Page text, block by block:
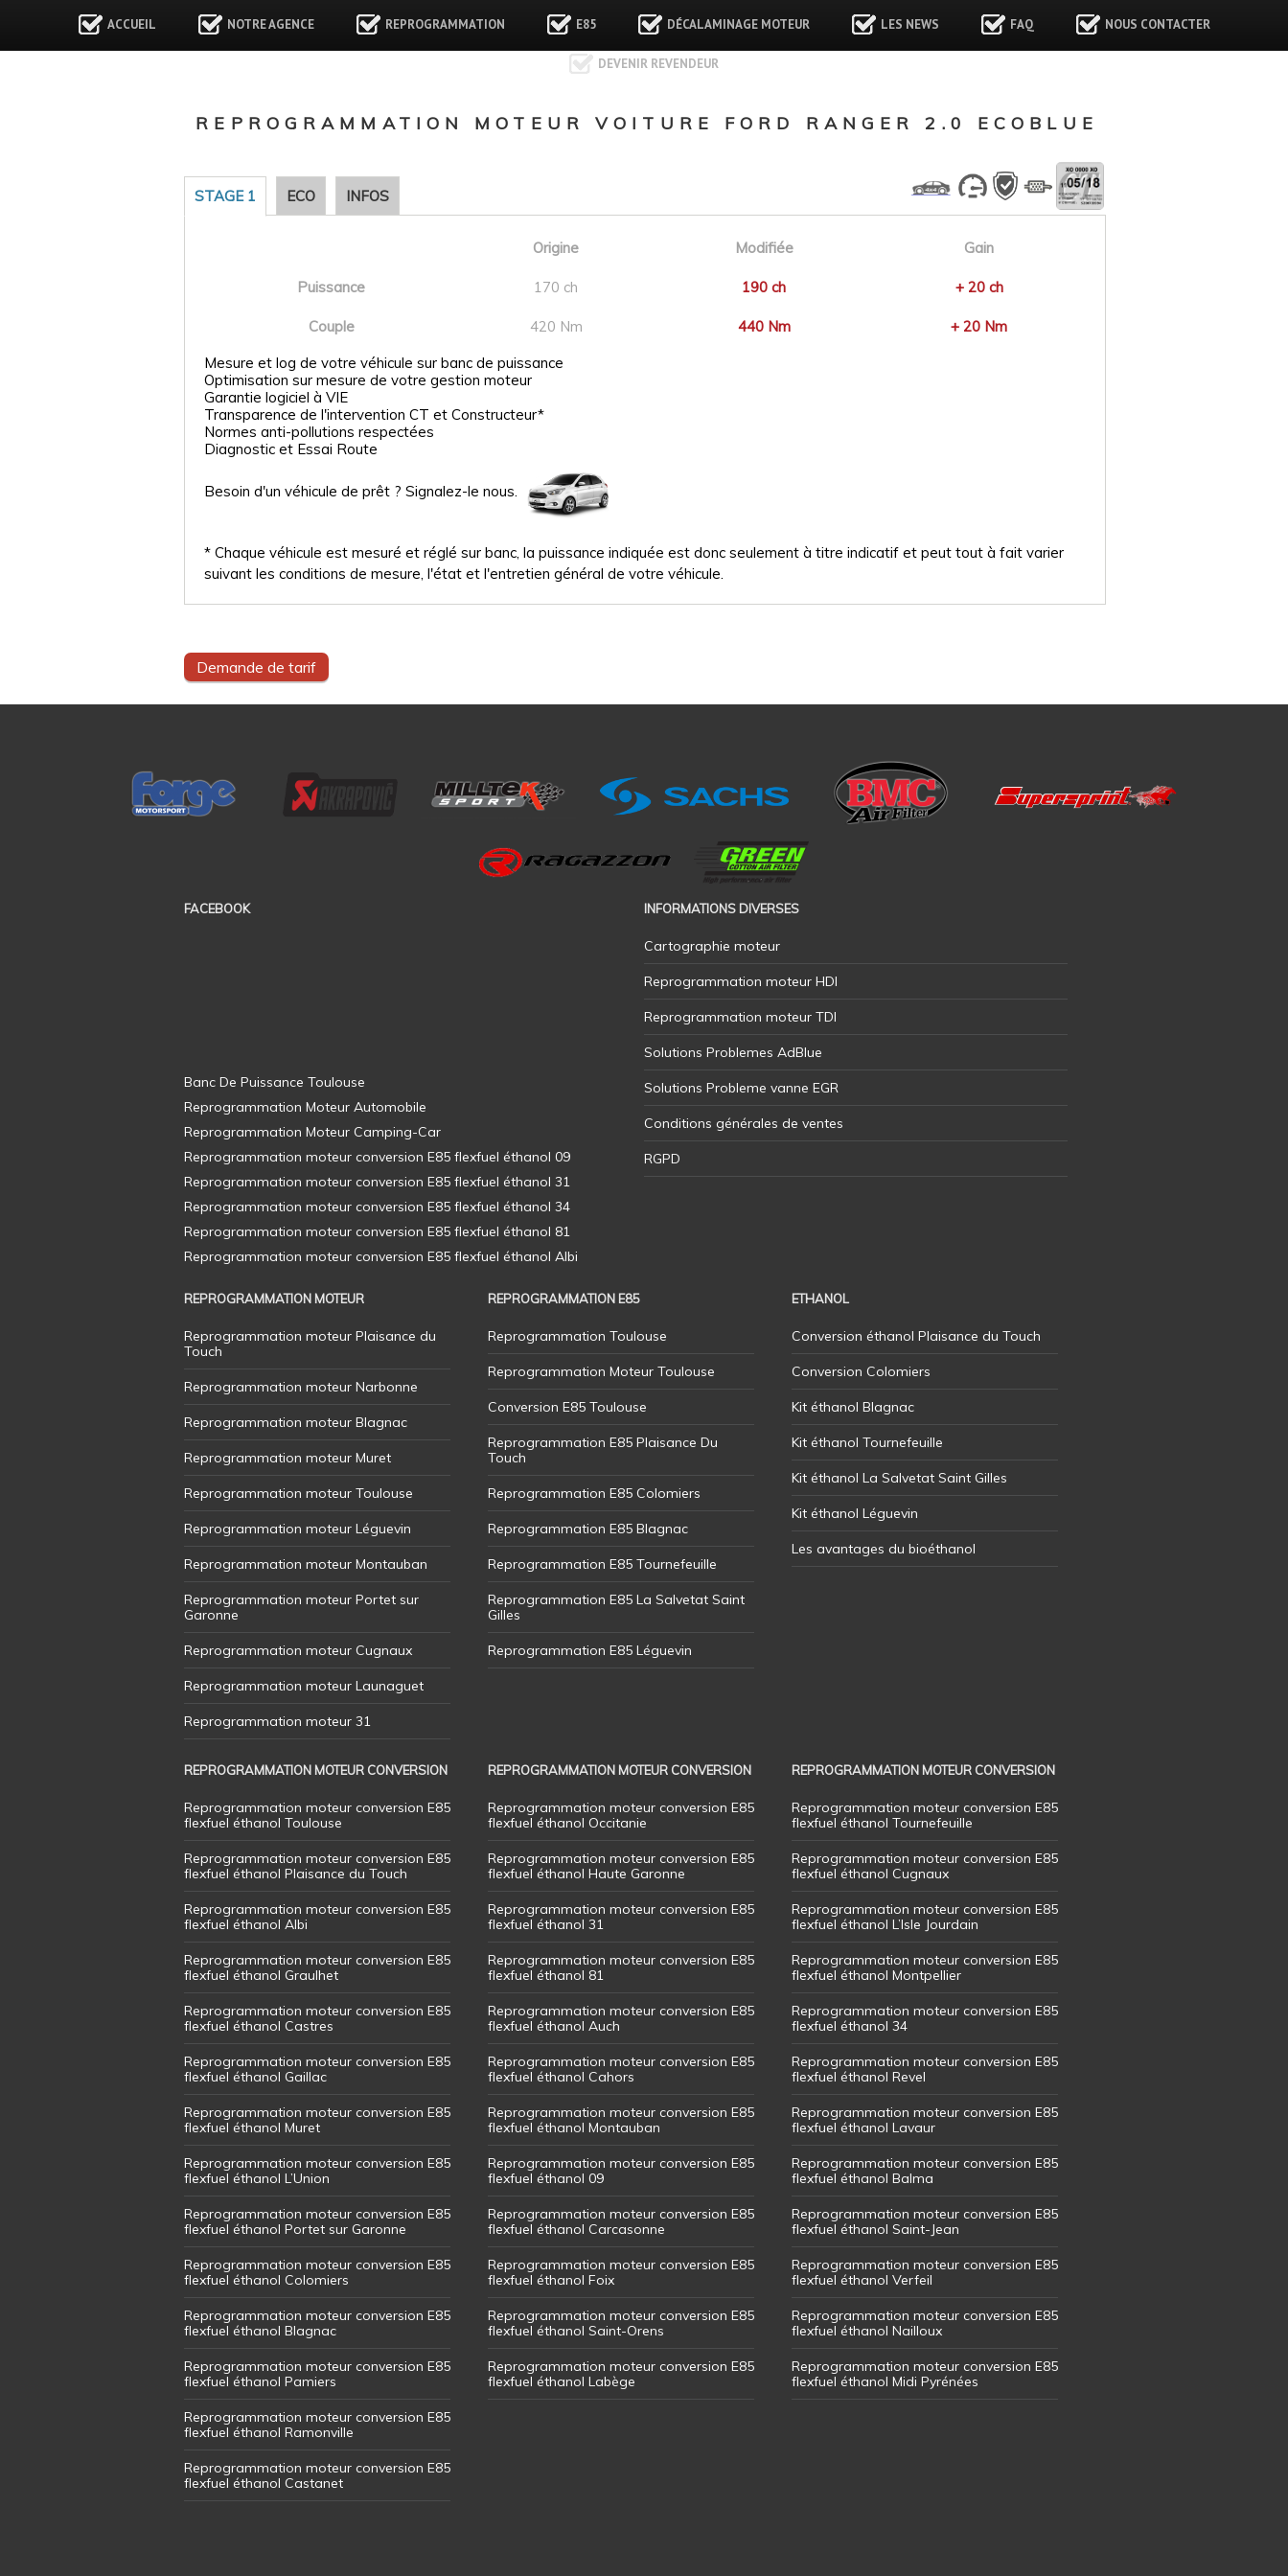
ACCUEIL NOTRE AGENCE REPROGRAMMATION E85 DÉCALAMINAGE MOTEUR LES NEWS FAQ NOUS CONTACTER
DEVENIR REVENDEUR
REPROGRAMMATION MOTEUR VOITURE FORD RANGER 2.0 ECOBLUE
STAGE 1 ECO INFOS
Origine Modifiée Gain
Puissance 170 ch 190 ch + 20 ch
Couple 420 Nm 440 Nm
+ 20 Nm
Mesure et log de votre véhicule sur banc de puissance
Optimisation sur mesure de votre gestion moteur
Garantie logiciel à VIE
Transparence de l'intervention CT et Constructeur*
Normes anti-pollutions respectées
Diagnostic et Essai Route
Besoin d'un véhicule de prêt ? Signalez-le nous.
* Chaque véhicule est mesuré et réglé sur banc, la puissance indiquée est donc seulement à titre indicatif et peut tout à fait varier
suivant les conditions de mesure, l'état et l'entretien général de votre véhicule.
Demande de tarif
FACEBOOK INFORMATIONS DIVERSES
Cartographie moteur
Reprogrammation moteur HDI
Reprogrammation moteur TDI
Solutions Problemes AdBlue
Solutions Probleme vanne EGR
Conditions générales de ventes
RGPD
REPROGRAMMATION MOTEUR
Reprogrammation moteur Plaisance du
Touch
Reprogrammation moteur Narbonne
Reprogrammation moteur Blagnac
Reprogrammation moteur Muret
Reprogrammation moteur Toulouse
Reprogrammation moteur Léguevin
Reprogrammation moteur Montauban
Reprogrammation moteur Portet sur
Garonne
Reprogrammation moteur Cugnaux
Reprogrammation moteur Launaguet
Reprogrammation moteur 31
REPROGRAMMATION E85
Reprogrammation Toulouse
Reprogrammation Moteur Toulouse
Conversion E85 Toulouse
Reprogrammation E85 Plaisance Du
Touch
Reprogrammation E85 Colomiers
Reprogrammation E85 Blagnac
Reprogrammation E85 Tournefeuille
Reprogrammation E85 La Salvetat Saint
Gilles
Reprogrammation E85 Léguevin
ETHANOL
Conversion éthanol Plaisance du Touch
Conversion Colomiers
Kit éthanol Blagnac
Kit éthanol Tournefeuille
Kit éthanol La Salvetat Saint Gilles
Kit éthanol Léguevin
Les avantages du bioéthanol
REPROGRAMMATION MOTEUR CONVERSION
Reprogrammation moteur conversion E85
flexfuel éthanol Toulouse
Reprogrammation moteur conversion E85
flexfuel éthanol Plaisance du Touch
Reprogrammation moteur conversion E85
flexfuel éthanol Albi
Reprogrammation moteur conversion E85
flexfuel éthanol Graulhet
Reprogrammation moteur conversion E85
flexfuel éthanol Castres
Reprogrammation moteur conversion E85
flexfuel éthanol Gaillac
Reprogrammation moteur conversion E85
flexfuel éthanol Muret
Reprogrammation moteur conversion E85
flexfuel éthanol L’Union
Reprogrammation moteur conversion E85
flexfuel éthanol Portet sur Garonne
Reprogrammation moteur conversion E85
flexfuel éthanol Colomiers
Reprogrammation moteur conversion E85
flexfuel éthanol Blagnac
Reprogrammation moteur conversion E85
flexfuel éthanol Pamiers
Reprogrammation moteur conversion E85
flexfuel éthanol Ramonville
Reprogrammation moteur conversion E85
flexfuel éthanol Castanet
REPROGRAMMATION MOTEUR CONVERSION
Reprogrammation moteur conversion E85
flexfuel éthanol Occitanie
Reprogrammation moteur conversion E85
flexfuel éthanol Haute Garonne
Reprogrammation moteur conversion E85
flexfuel éthanol 31
Reprogrammation moteur conversion E85
flexfuel éthanol 81
Reprogrammation moteur conversion E85
flexfuel éthanol Auch
Reprogrammation moteur conversion E85
flexfuel éthanol Cahors
Reprogrammation moteur conversion E85
flexfuel éthanol Montauban
Reprogrammation moteur conversion E85
flexfuel éthanol 09
Reprogrammation moteur conversion E85
flexfuel éthanol Carcasonne
Reprogrammation moteur conversion E85
flexfuel éthanol Foix
Reprogrammation moteur conversion E85
flexfuel éthanol Saint-Orens
Reprogrammation moteur conversion E85
flexfuel éthanol Labège
REPROGRAMMATION MOTEUR CONVERSION
Reprogrammation moteur conversion E85
flexfuel éthanol Tournefeuille
Reprogrammation moteur conversion E85
flexfuel éthanol Cugnaux
Reprogrammation moteur conversion E85
flexfuel éthanol L’Isle Jourdain
Reprogrammation moteur conversion E85
flexfuel éthanol Montpellier
Reprogrammation moteur conversion E85
flexfuel éthanol 34
Reprogrammation moteur conversion E85
flexfuel éthanol Revel
Reprogrammation moteur conversion E85
flexfuel éthanol Lavaur
Reprogrammation moteur conversion E85
flexfuel éthanol Balma
Reprogrammation moteur conversion E85
flexfuel éthanol Saint-Jean
Reprogrammation moteur conversion E85
flexfuel éthanol Verfeil
Reprogrammation moteur conversion E85
flexfuel éthanol Nailloux
Reprogrammation moteur conversion E85
flexfuel éthanol Midi Pyrénées
Banc De Puissance Toulouse
Reprogrammation Moteur Automobile
Reprogrammation Moteur Camping-Car
Reprogrammation moteur conversion E85 flexfuel éthanol 09
Reprogrammation moteur conversion E85 flexfuel éthanol 31
Reprogrammation moteur conversion E85 flexfuel éthanol 34
Reprogrammation moteur conversion E85 flexfuel éthanol 81
Reprogrammation moteur conversion E85 flexfuel éthanol Albi